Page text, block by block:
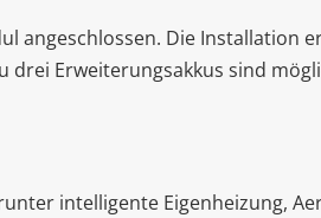
angeschlossen. Die
drei Erweiterungsakkus sind
intelligente Eigenheizung,